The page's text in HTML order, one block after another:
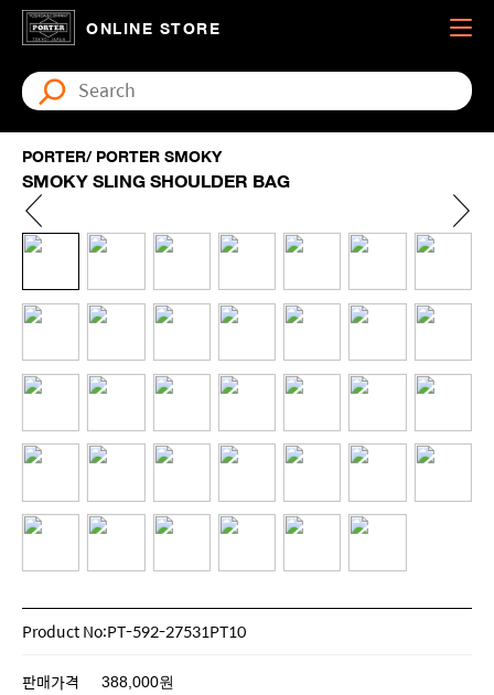
ONLINE STORE
PORTER/ PORTER SMOKY
SMOKY SLING SHOULDER BAG
Product No:PT-592-27531PT10
판매가격 388,000원